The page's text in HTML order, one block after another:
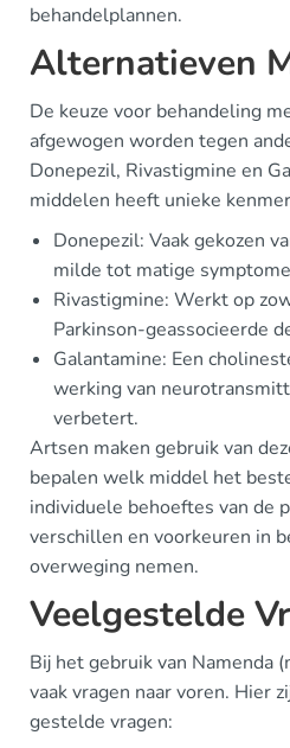
behandelplannen.
Alternatieven
De keuze voor behandeling
afgewogen worden tegen
Donepezil, Rivastigmine en
middelen heeft unieke
Donepezil: Vaak gekozen
milde tot matige
Rivastigmine: Werkt op
Parkinson-geassocieerde
Galantamine: Een
werking van
verbetert.
Artsen maken gebruik van
bepalen welk middel het
individuele behoeftes van de
verschillen en voorkeuren in
overweging nemen.
Veelgestelde
Bij het gebruik van Namenda
vaak vragen naar voren. Hier
gestelde vragen: